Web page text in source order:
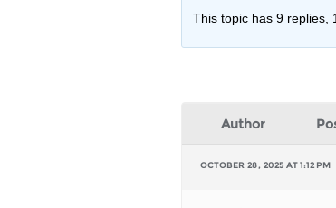
This topic has 9 replies,
Author
OCTOBER 28, 2025 AT 1:12 PM